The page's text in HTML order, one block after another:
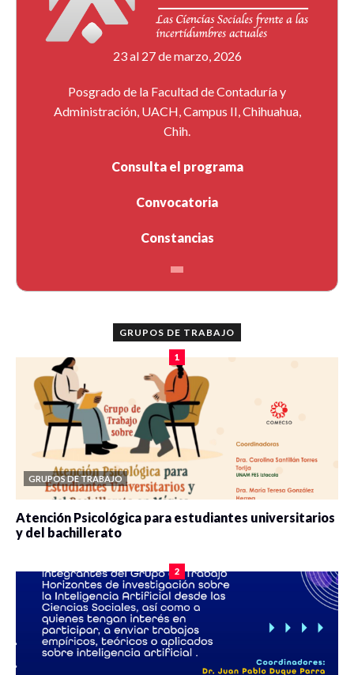
23 al 27 de marzo, 2026
Posgrado de la Facultad de Contaduría y
Administración, UACH, Campus II, Chihuahua,
Chih.
Consulta el programa
Convocatoria
Constancias
GRUPOS DE TRABAJO
1
GRUPOS DE TRABAJO
Atención Psicológica para estudiantes universitarios
y del bachillerato
2